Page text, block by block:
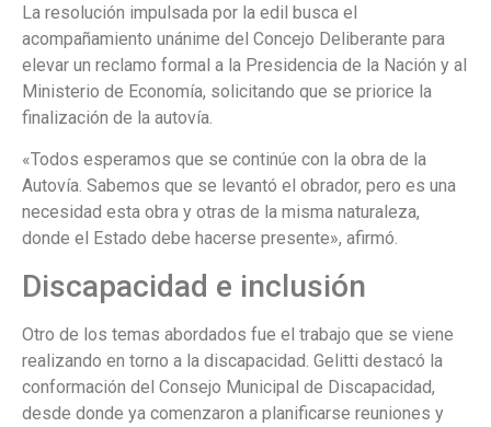
La resolución impulsada por la edil busca el
acompañamiento unánime del Concejo Deliberante para
elevar un reclamo formal a la Presidencia de la Nación y al
Ministerio de Economía, solicitando que se priorice la
finalización de la autovía.
«Todos esperamos que se continúe con la obra de la
Autovía. Sabemos que se levantó el obrador, pero es una
necesidad esta obra y otras de la misma naturaleza,
donde el Estado debe hacerse presente», afirmó.
Discapacidad e inclusión
Otro de los temas abordados fue el trabajo que se viene
realizando en torno a la discapacidad. Gelitti destacó la
conformación del Consejo Municipal de Discapacidad,
desde donde ya comenzaron a planificarse reuniones y